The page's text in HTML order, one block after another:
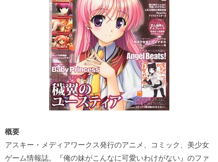
概要
アスキー・メディアワークス発行のアニメ、コミック、美少女
ゲーム情報誌。『俺の妹がこんなに可愛いわけがない』のファ